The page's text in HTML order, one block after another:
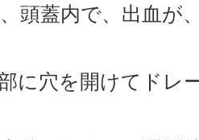
頭蓋内で、出血が
に穴を開けてドレ